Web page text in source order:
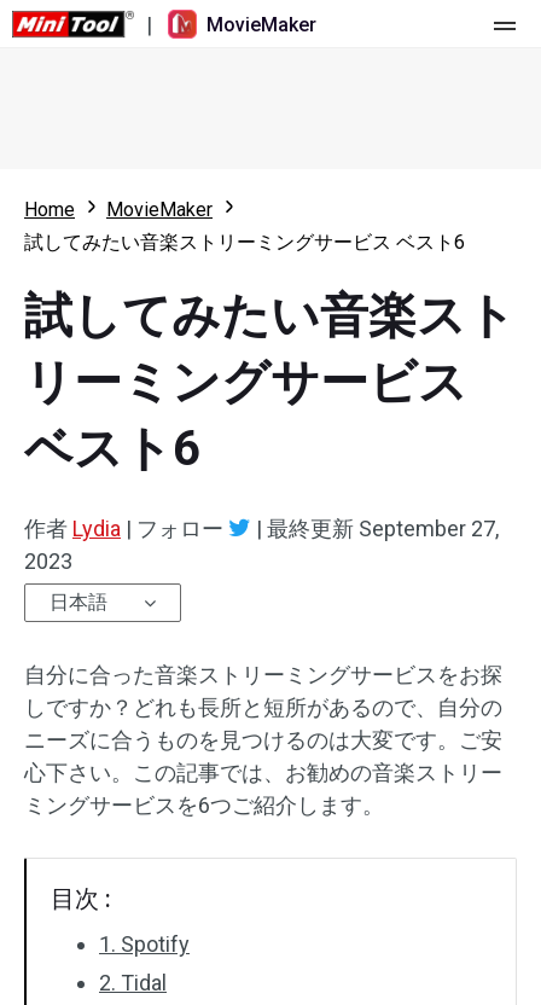
| MovieMaker
更新履歴
概要
マルチトラック動画編集
速度変更/リバース
トリミング/スプリット/クロップ
オーディオエフェクト
動画エフェクト
動画色調整
回転/反転
リソース
ユーザーマニュアル
ビデオ編集のヒント
動画ツール
画面録画ツール
オンライン動画ダウンロード ツール
Home
MovieMaker
試してみたい音楽ストリーミングサービス ベスト6
試してみたい音楽スト
リーミングサービス
ベスト6
作者 Lydia | フォロー | 最終更新 September 27,
2023
日本語
自分に合った音楽ストリーミングサービスをお探
しですか？どれも長所と短所があるので、自分の
ニーズに合うものを見つけるのは大変です。ご安
心下さい。この記事では、お勧めの音楽ストリー
ミングサービスを6つご紹介します。
目次 :
1. Spotify
2. Tidal